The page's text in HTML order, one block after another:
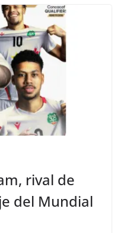
rival de
del Mundial